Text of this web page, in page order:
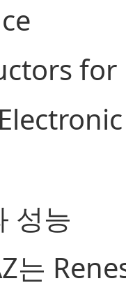
for
성능
는